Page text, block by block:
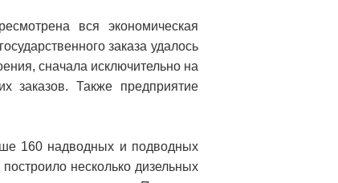
вся экономическая
заказа удалось
сначала исключительно на
заказов. Также предприятие
160 надводных и подводных
несколько дизельных